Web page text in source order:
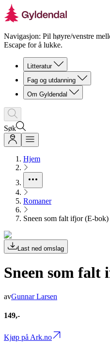
Navigasjon: Pil høyre/venstre
Escape for å lukke.
Litteratur
Fag og utdanning
Om Gyldendal
Søk
Hjem
Romaner
Sneen som falt ifjor (E-bok)
Last ned omslag
Sneen som
avGunnar Larsen
149,-
Kjøp på Ark.no